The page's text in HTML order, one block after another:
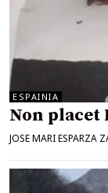
ESPAINIA
Non placet
JOSE MARI ESPARZA